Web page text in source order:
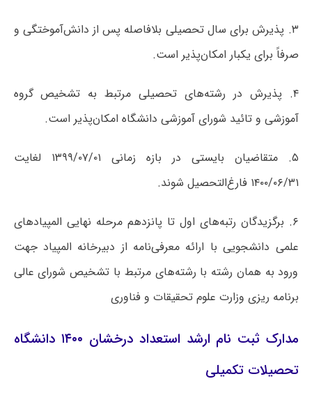
۳. پذیرش برای سال تحصیلی بلافاصله پس از دانش‌آموختگی و
صرفاً برای یکبار امکان‌پذیر است.
۴. پذیرش در رشته‌های تحصیلی مرتبط به تشخیص گروه
آموزشی و تائید شورای آموزشی دانشگاه امکان‌پذیر است.
۵. متقاضیان بایستی در بازه زمانی ۱۳۹۹/۰۷/۰۱ لغایت
۱۴۰۰/۰۶/۳۱ فارغ‌التحصیل شوند.
۶. برگزیدگان رتبه‌های اول تا پانزدهم مرحله نهایی المپیادهای
علمی دانشجویی با ارائه معرفی‌نامه از دبیرخانه المپیاد جهت
ورود به همان رشته با رشته‌های مرتبط با تشخیص شورای عالی
برنامه ریزی وزارت علوم تحقیقات و فناوری
مدارک ثبت نام ارشد استعداد درخشان ۱۴۰۰ دانشگاه
تحصیلات تکمیلی